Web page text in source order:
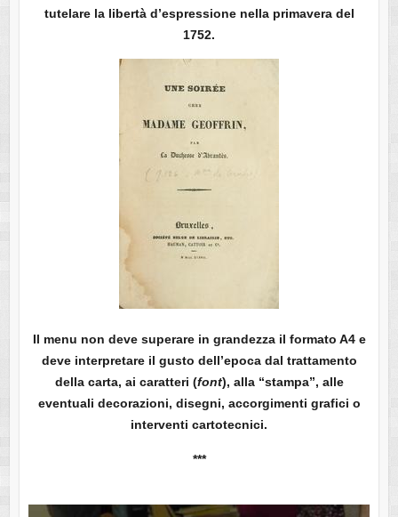
tutelare la libertà d’espressione nella primavera del
1752.
Il menu non deve superare in grandezza il formato A4 e
deve interpretare il gusto dell’epoca dal trattamento
della carta, ai caratteri (font), alla “stampa”, alle
eventuali decorazioni, disegni, accorgimenti grafici o
interventi cartotecnici.
***